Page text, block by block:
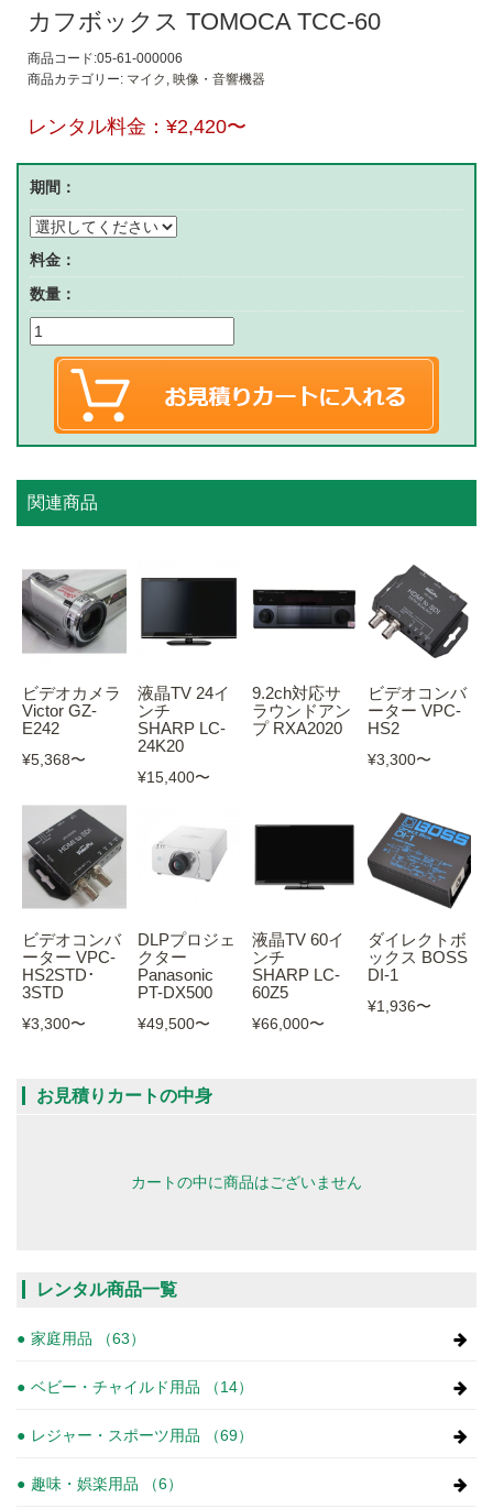
カフボックス TOMOCA TCC-60
商品コード:05-61-000006
商品カテゴリー: マイク 映像・音響機器
レンタル料金： ¥2,420〜
期間：
料金：
数量：
関連商品
ビデオカメラ
Victor GZ-
E242
¥5,368〜
液晶TV 24イ
ンチ
SHARP LC-
24K20
¥15,400〜
9.2ch対応サ
ラウンドアン
プ RXA2020
ビデオコンバ
ーター VPC-
HS2
¥3,300〜
ビデオコンバ
ーター VPC-
HS2STD･
3STD
¥3,300〜
DLPプロジェ
クター
Panasonic
PT-DX500
¥49,500〜
液晶TV 60イ
ンチ
SHARP LC-
60Z5
¥66,000〜
ダイレクトボ
ックス BOSS
DI-1
¥1,936〜
お見積りカートの中身
カートの中に商品はございません
レンタル商品一覧
家庭用品 （63）
ベビー・チャイルド用品 （14）
レジャー・スポーツ用品 （69）
趣味・娯楽用品 （6）